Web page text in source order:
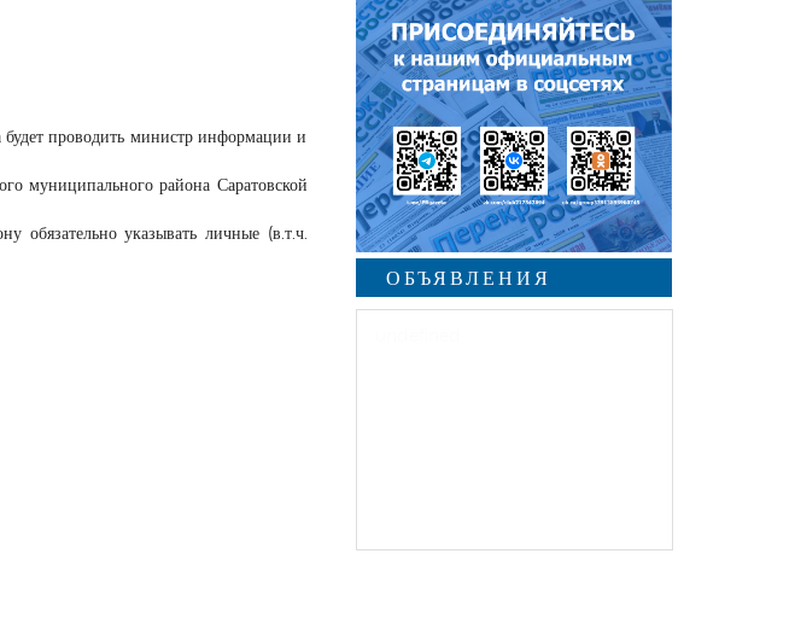
проводить министр информации и
муниципального района Саратовской
обязательно указывать личные (в.т.ч.
ОБЪЯВЛЕНИЯ